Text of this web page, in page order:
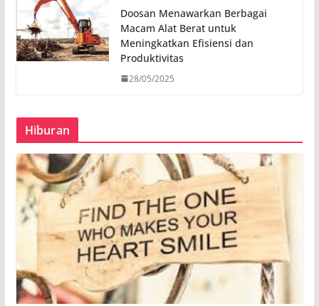
Doosan Menawarkan Berbagai
Macam Alat Berat untuk
Meningkatkan Efisiensi dan
Produktivitas
28/05/2025
Hiburan